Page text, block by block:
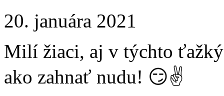
20. januára 2021
Milí žiaci, aj v týchto
ako zahnať nudu! 😏✌